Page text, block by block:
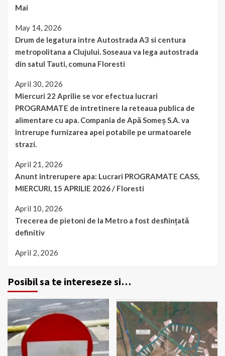
Mai
May 14, 2026
Drum de legatura intre Autostrada A3 si centura
metropolitana a Clujului. Soseaua va lega autostrada
din satul Tauti, comuna Floresti
April 30, 2026
Miercuri 22 Aprilie se vor efectua lucrari
PROGRAMATE de intretinere la reteaua publica de
alimentare cu apa. Compania de Apă Someș S.A. va
întrerupe furnizarea apei potabile pe urmatoarele
strazi.
April 21, 2026
Anunt intrerupere apa: Lucrari PROGRAMATE CASS,
MIERCURI, 15 APRILIE 2026 / Floresti
April 10, 2026
Trecerea de pietoni de la Metro a fost desființată
definitiv
April 2, 2026
Posibil sa te intereseze si…